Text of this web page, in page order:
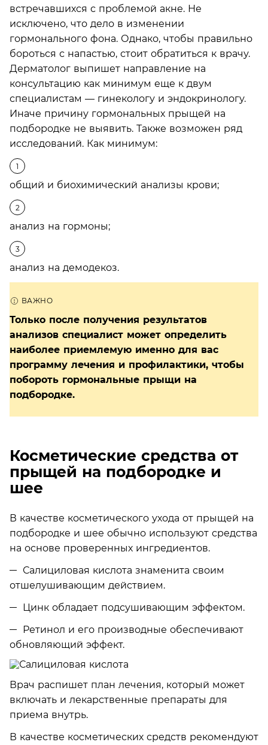
встречавшихся с проблемой акне. Не
исключено, что дело в изменении
гормонального фона. Однако, чтобы правильно
бороться с напастью, стоит обратиться к врачу.
Дерматолог выпишет направление на
консультацию как минимум еще к двум
специалистам — гинекологу и эндокринологу.
Иначе причину гормональных прыщей на
подбородке не выявить. Также возможен ряд
исследований. Как минимум:
общий и биохимический анализы крови;
анализ на гормоны;
анализ на демодекоз.
Только после получения результатов
анализов специалист может определить
наиболее приемлемую именно для вас
программу лечения и профилактики, чтобы
побороть гормональные прыщи на
подбородке.
Косметические средства от
прыщей на подбородке и
шее
В качестве косметического ухода от прыщей на
подбородке и шее обычно используют средства
на основе проверенных ингредиентов.
Салициловая кислота знаменита своим
отшелушивающим действием.
Цинк обладает подсушивающим эффектом.
Ретинол и его производные обеспечивают
обновляющий эффект.
Врач распишет план лечения, который может
включать и лекарственные препараты для
приема внутрь.
В качестве косметических средств рекомендуют